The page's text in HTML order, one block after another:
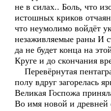
не в силах.. Боль, что
истошных криков
что неумолимо войдёт
незаживляемые раны И
да не будет конца на
Круге и до скончания
Перевёрнутая
полу вдруг загорелась
Великая Госпожа
Во имя новой и